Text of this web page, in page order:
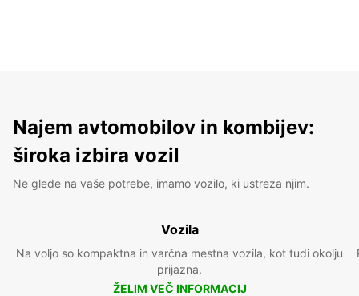
Najem avtomobilov in kombijev:
široka izbira vozil
Ne glede na vaše potrebe, imamo vozilo, ki ustreza njim.
Vozila
Na voljo so kompaktna in varčna mestna vozila, kot tudi okolju
prijazna.
ŽELIM VEČ INFORMACIJ